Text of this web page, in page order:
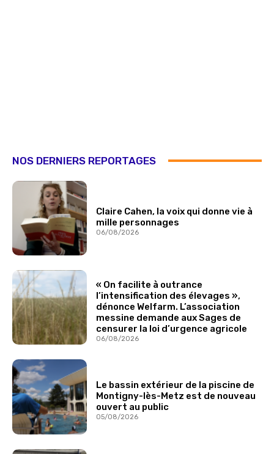
NOS DERNIERS REPORTAGES
Claire Cahen, la voix qui donne vie à
mille personnages
06/08/2026
« On facilite à outrance
l’intensification des élevages »,
dénonce Welfarm. L’association
messine demande aux Sages de
censurer la loi d’urgence agricole
06/08/2026
Le bassin extérieur de la piscine de
Montigny-lès-Metz est de nouveau
ouvert au public
05/08/2026